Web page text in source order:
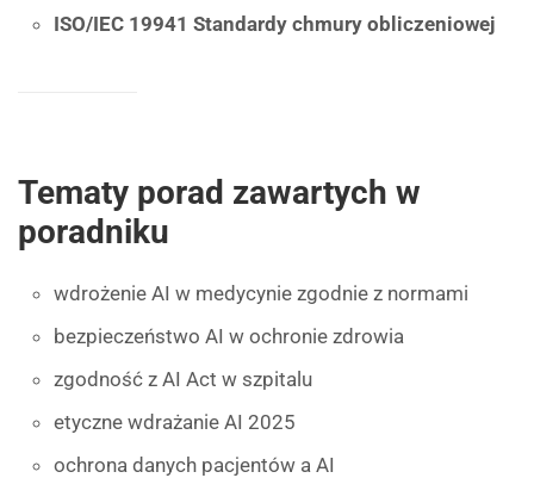
ISO/IEC 19941 Standardy chmury obliczeniowej
Tematy porad zawartych w
poradniku
wdrożenie AI w medycynie zgodnie z normami
bezpieczeństwo AI w ochronie zdrowia
zgodność z AI Act w szpitalu
etyczne wdrażanie AI 2025
ochrona danych pacjentów a AI